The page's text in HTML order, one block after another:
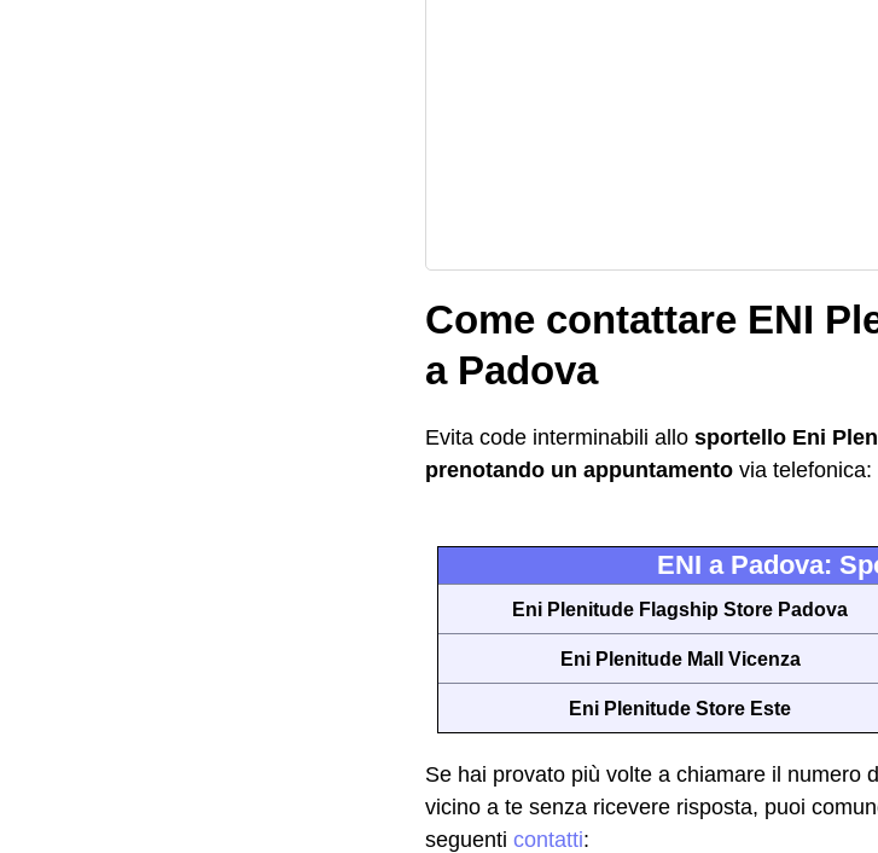
Come contattare ENI
a Padova
Evita code interminabili allo sportello Eni
prenotando un appuntamento via telefonica:
ENI a Padova:
Eni Plenitude Flagship Store Padova
Eni Plenitude Mall Vicenza
Eni Plenitude Store Este
Se hai provato più volte a chiamare il numero
vicino a te senza ricevere risposta, puoi
seguenti contatti: